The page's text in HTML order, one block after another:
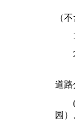
（
（
1.
2.
（
道路
园）